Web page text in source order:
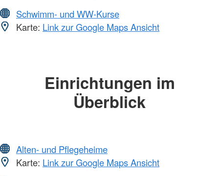
Schwimm- und WW-Kurse
Karte: Link zur Google Maps Ansicht
Einrichtungen im
Überblick
Alten- und Pflegeheime
Karte: Link zur Google Maps Ansicht